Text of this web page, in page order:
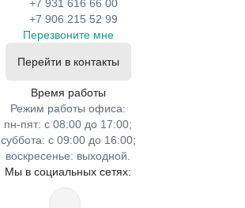
+7 931 616 66 00
+7 906 215 52 99
Перезвоните мне
Перейти в контакты
Время работы
Режим работы офиса:
пн-пят: с 08:00 до 17:00;
суббота: с 09:00 до 16:00;
воскресенье: выходной.
Мы в социальных сетях: